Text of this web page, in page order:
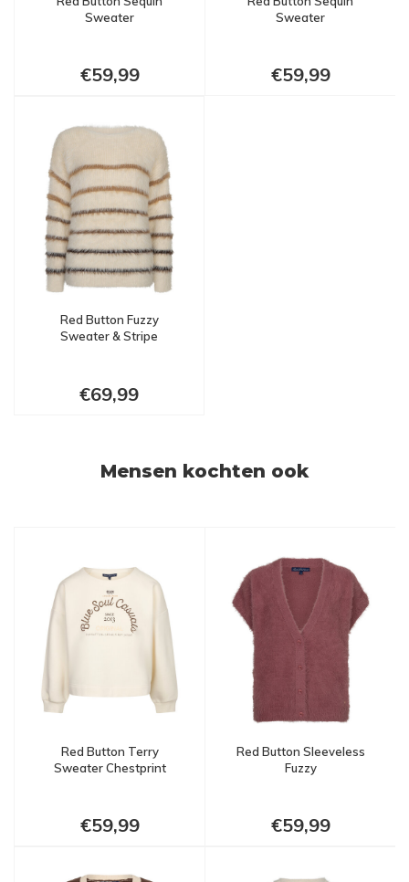
Sweater
€59,99
Sweater
€59,99
Red Button Fuzzy
Sweater & Stripe
€69,99
Mensen kochten ook
Red Button Terry
Sweater Chestprint
€59,99
Red Button Sleeveless
Fuzzy
€59,99